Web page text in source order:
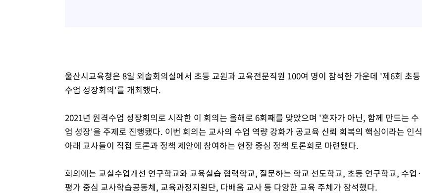
울산시교육청은 8일 외솔회의실에서 초등 교원과 교육전문직원 100여 명이 참석한 가운데 '제6회 초등
수업 성장회의'를 개최했다.
2021년 원격수업 성장회의로 시작한 이 회의는 올해로 6회째를 맞았으며 '혼자가 아닌, 함께 만드는 수
업 성장'을 주제로 진행됐다. 이번 회의는 교사의 수업 역량 강화가 공교육 신뢰 회복의 핵심이라는 인식
아래 교사들이 직접 토론과 정책 제안에 참여하는 현장 중심 정책 토론회로 마련됐다.
회의에는 교실수업개선 연구학교와 교육실습 협력학교, 질문하는 학교 선도학교, 초등 연구학교, 수업·
평가 중심 교사학습공동체, 교육과정지원단, 다배움 교사 등 다양한 교육 주체가 참석했다.